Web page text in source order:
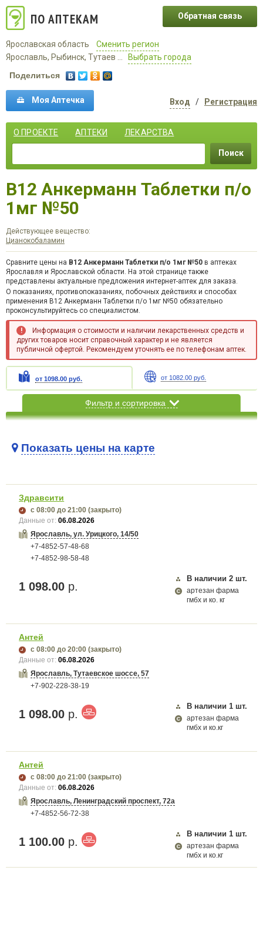
ПО АПТЕКАМ
Ярославская область
Сменить регион
Ярославль, Рыбинск, Тутаев ...
Выбрать города
Обратная связь
Поделиться
Моя Аптечка Вход / Регистрация
О ПРОЕКТЕ АПТЕКИ ЛЕКАРСТВА
Поиск
B12 Анкерманн Таблетки п/о
1мг №50
Действующее вещество:
Цианокобаламин
Сравните цены на B12 Анкерманн Таблетки п/о 1мг №50 в аптеках
Ярославля и Ярославской области. На этой странице также
представлены актуальные предложения интернет-аптек для заказа.
О показаниях, противопоказаниях, побочных действиях и способах
применения B12 Анкерманн Таблетки п/о 1мг №50 обязательно
проконсультируйтесь со специалистом.
Информация о стоимости и наличии лекарственных средств и
других товаров носит справочный характер и не является
публичной офертой. Рекомендуем уточнять ее по телефонам аптек.
от 1098.00 руб. от 1082.00 руб.
Фильтр и сортировка
Карта загружается...
Показать цены на карте
Здравсити
с 08:00 до 21:00 (закрыто)
Данные от:06.08.2026
Ярославль, ул. Урицкого, 14/50
+7-4852-57-48-68
+7-4852-98-58-48
1 098.00 р.
В наличии 2 шт.
артезан фарма
гмбх и ко. кг
Антей
с 08:00 до 20:00 (закрыто)
Данные от:06.08.2026
Ярославль, Тутаевское шоссе, 57
+7-902-228-38-19
1 098.00 р.
В наличии 1 шт.
артезан фарма
гмбх и ко.кг
Антей
с 08:00 до 21:00 (закрыто)
Данные от:06.08.2026
Ярославль, Ленинградский проспект, 72а
+7-4852-56-72-38
1 100.00 р.
В наличии 1 шт.
артезан фарма
гмбх и ко.кг